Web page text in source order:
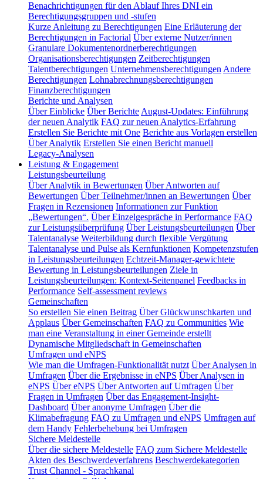
Benachrichtigungen für den Ablauf Ihres DNI ein
Berechtigungsgruppen und -stufen
Kurze Anleitung zu Berechtigungen Eine Erläuterung der
Berechtigungen in Factorial Über externe Nutzer/innen
Granulare Dokumentenordnerberechtigungen
Organisationsberechtigungen Zeitberechtigungen
Talentberechtigungen Unternehmensberechtigungen Andere
Berechtigungen Lohnabrechnungsberechtigungen
Finanzberechtigungen
Berichte und Analysen
Über Einblicke Über Berichte August-Updates: Einführung
der neuen Analytik FAQ zur neuen Analytics-Erfahrung
Erstellen Sie Berichte mit One Berichte aus Vorlagen erstellen
Über Analytik Erstellen Sie einen Bericht manuell
Legacy-Analysen
Leistung & Engagement
Leistungsbeurteilung
Über Analytik in Bewertungen Über Antworten auf
Bewertungen Über Teilnehmer/innen an Bewertungen Über
Fragen in Rezensionen Informationen zur Funktion
„Bewertungen“. Über Einzelgespräche in Performance FAQ
zur Leistungsüberprüfung Über Leistungsbeurteilungen Über
Talentanalyse Weiterbildung durch flexible Vergütung
Talentanalyse und Pulse als Kernfunktionen Kompetenzstufen
in Leistungsbeurteilungen Echtzeit-Manager-gewichtete
Bewertung in Leistungsbeurteilungen Ziele in
Leistungsbeurteilungen: Kontext-Seitenpanel Feedbacks in
Performance Self-assessment reviews
Gemeinschaften
So erstellen Sie einen Beitrag Über Glückwunschkarten und
Applaus Über Gemeinschaften FAQ zu Communities Wie
man eine Veranstaltung in einer Gemeinde erstellt
Dynamische Mitgliedschaft in Gemeinschaften
Umfragen und eNPS
Wie man die Umfragen-Funktionalität nutzt Über Analysen in
Umfragen Über die Ergebnisse in eNPS Über Analysen in
eNPS Über eNPS Über Antworten auf Umfragen Über
Fragen in Umfragen Über das Engagement-Insight-
Dashboard Über anonyme Umfragen Über die
Klimabefragung FAQ zu Umfragen und eNPS Umfragen auf
dem Handy Fehlerbehebung bei Umfragen
Sichere Meldestelle
Über die sichere Meldestelle FAQ zum Sichere Meldestelle
Akten des Beschwerdeverfahrens Beschwerdekategorien
Trust Channel - Sprachkanal